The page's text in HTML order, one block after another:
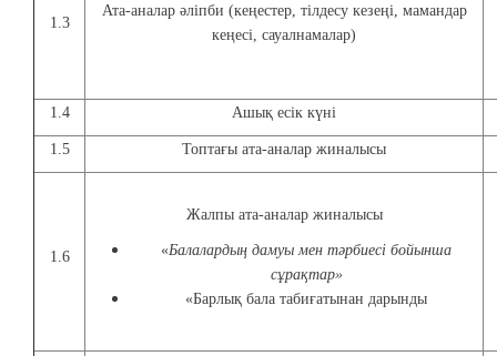
1.3
Ата-аналар әліпби (кеңестер, тілдесу кезеңі, мамандар
кеңесі, сауалнамалар)
1.4 Ашық есік күні
1.5 Топтағы ата-аналар жиналысы
1.6
Жалпы ата-аналар жиналысы
«Балалардың дамуы мен тәрбиесі бойынша
сұрақтар»
«Барлық бала табиғатынан дарынды